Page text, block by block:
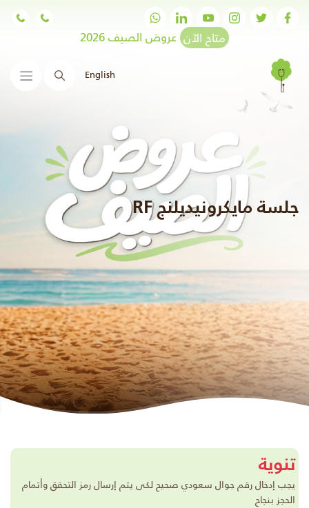
متاح الآن عروض الصيف 2026
English البحث
جلسة مايكرونيديلنج RF
تنوية
يجب إدخال رقم جوال سعودي صحيح لكى يتم إرسال رمز التحقق وأتمام
الحجز بنجاح